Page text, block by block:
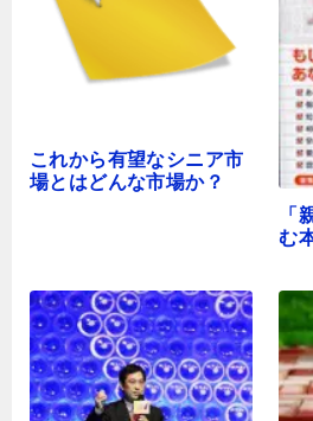
これから有望なシニア市
場とはどんな市場か？
「
む